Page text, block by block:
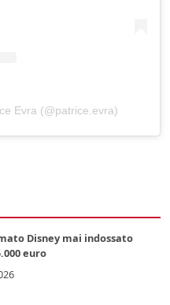
Evra (@patrice.evra)
Disney mai indossato
euro